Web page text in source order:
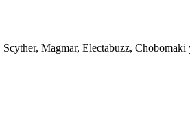
Magmar, Electabuzz,